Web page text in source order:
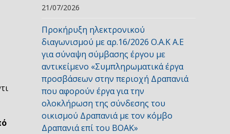
21/07/2026
Προκήρυξη ηλεκτρονικού
διαγωνισμού με αρ.16/2026 Ο.Α.Κ Α.Ε
για σύναψη σύμβασης έργου με
αντικείμενο «Συμπληρωματικά έργα
προσβάσεων στην περιοχή Δραπανιά
που αφορούν έργα για την
ολοκλήρωση της σύνδεσης του
οικισμού Δραπανιά με τον κόμβο
Δραπανιά επί του ΒΟΑΚ»